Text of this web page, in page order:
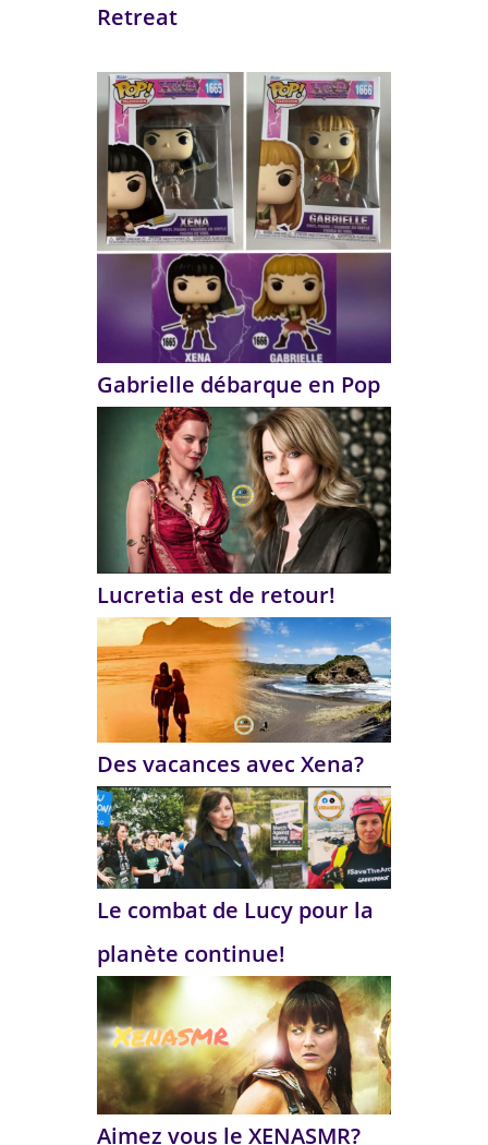
Retreat
Gabrielle débarque en Pop
Lucretia est de retour!
Des vacances avec Xena?
Le combat de Lucy pour la
planète continue!
Aimez vous le XENASMR?